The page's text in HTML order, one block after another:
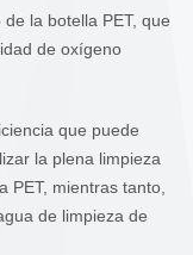
la botella PET, que
de oxígeno
que puede
la plena limpieza
PET, mientras tanto,
de limpieza de